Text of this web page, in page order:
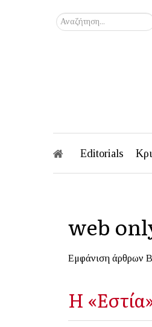
Αναζήτηση...
Editorials
web
Εμφάνιση άρθρων
Η